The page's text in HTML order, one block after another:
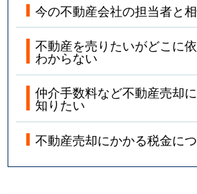
今の不動産会社の担当者と
不動産を売りたいがどこに
わからない
仲介手数料など不動産売却
知りたい
不動産売却にかかる税金に